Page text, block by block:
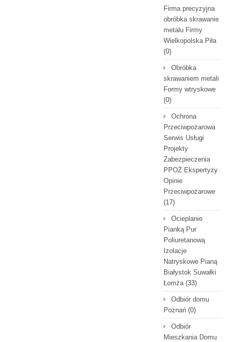
Firma precyzyjna
obróbka skrawanie
metalu Firmy
Wielkopolska Piła
(0)
Obróbka
skrawaniem metali
Formy wtryskowe
(0)
Ochrona
Przeciwpożarowa
Serwis Usługi
Projekty
Zabezpieczenia
PPOŻ Ekspertyzy
Opinie
Przeciwpożarowe
(17)
Ocieplanie
Pianką Pur
Poliuretanową
Izolacje
Natryskowe Pianą
Białystok Suwałki
Łomża(33)
Odbiór domu
Poznań (0)
Odbiór
Mieszkania Domu